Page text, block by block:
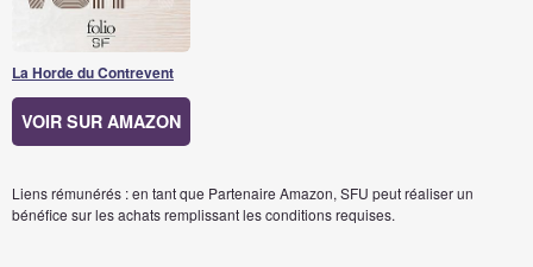
La Horde du Contrevent
VOIR SUR AMAZON
Liens rémunérés : en tant que Partenaire Amazon, SFU peut réaliser un
bénéfice sur les achats remplissant les conditions requises.